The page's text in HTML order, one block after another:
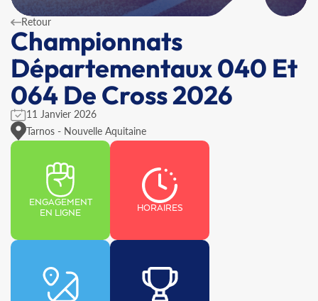
Retour
Championnats
Départementaux 040 Et
064 De Cross 2026
11 Janvier 2026
Tarnos - Nouvelle Aquitaine
ENGAGEMENT
EN LIGNE
HORAIRES